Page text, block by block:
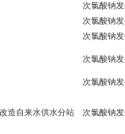
次氯酸钠
次氯酸钠
次氯酸钠
次氯酸钠
次氯酸钠
造自来水供水分站 次氯酸钠